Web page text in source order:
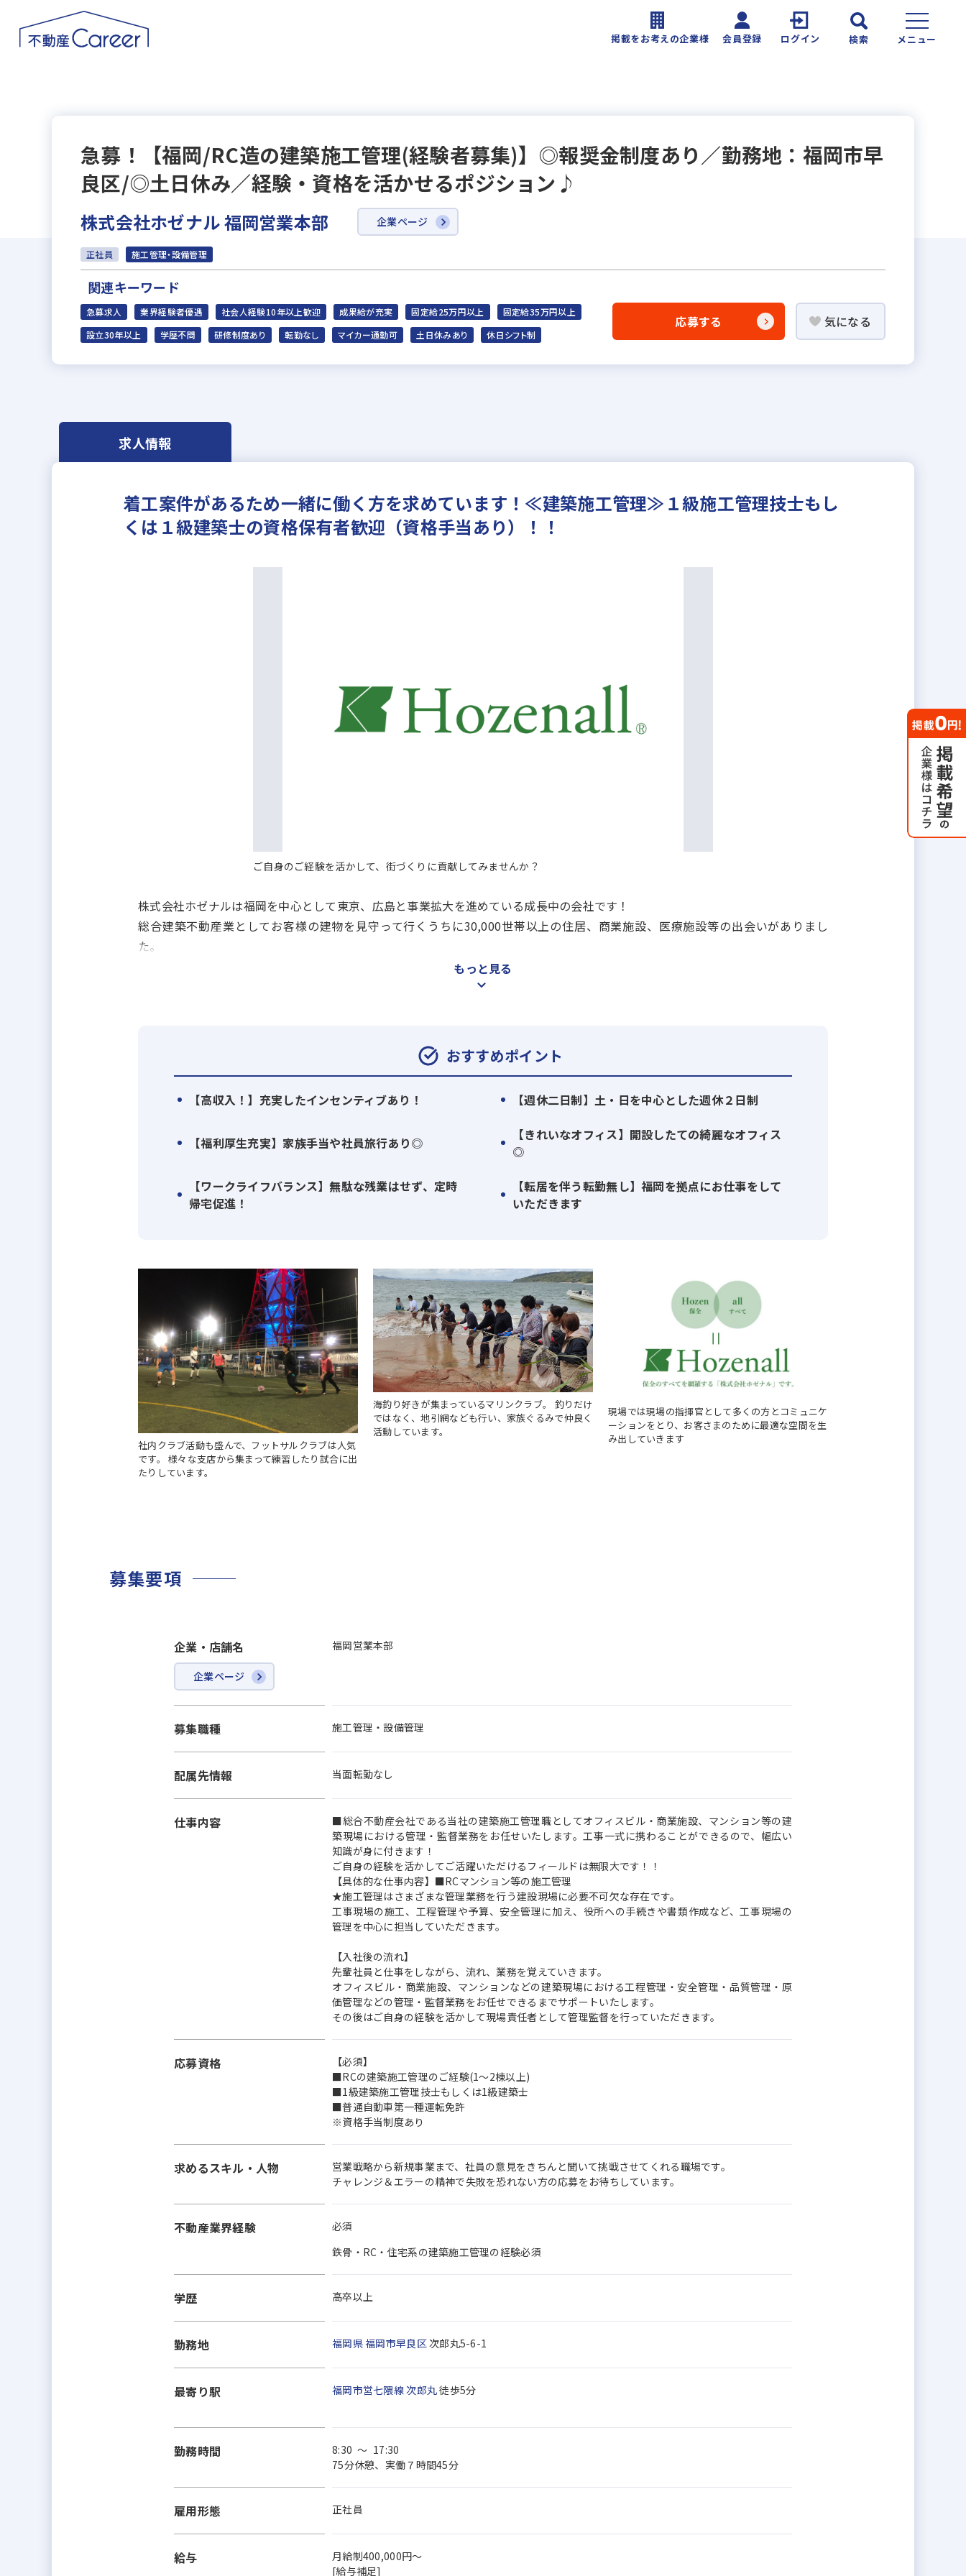
掲載をお考えの企業様 会員登録 ログイン 検索 メニュー
急募！【福岡/RC造の建築施工管理(経験者募集)】◎報奨金制度あり／勤務地：福岡市早
良区/◎土日休み／経験・資格を活かせるポジション♪
株式会社ホゼナル 福岡営業本部 企業ページ
正社員 施工管理・設備管理
関連キーワード
急募求人 業界経験者優遇 社会人経験10年以上歓迎 成果給が充実 固定給25万円以上
固定給35万円以上
設立30年以上
学歴不問 研修制度あり 転勤なし マイカー通勤可 土日休みあり 休日シフト制
応募する 気になる
求人情報
着工案件があるため一緒に働く方を求めています！≪建築施工管理≫１級施工管理技士もし
くは１級建築士の資格保有者歓迎（資格手当あり）！！
ご自身のご経験を活かして、街づくりに貢献してみませんか？
株式会社ホゼナルは福岡を中心として東京、広島と事業拡大を進めている成長中の会社です！
総合建築不動産業としてお客様の建物を見守って行くうちに30,000世帯以上の住居、商業施設、医療施設等の出会いがありまし
た。
Hozen(保全)all(全て)「保全のすべてを網羅する」という意味を込めた名前です。
皆様に安心と快適な建物環境をご提供していけるように・・・。
建売用地の仕入れや土地活用を含む不動産・建設のコンサルティング業務に取り組んでいます。
お客様の土地活用に関する課題を、賃貸活用・売却・地貸しなど一貫したトータルプロデュースで解決します。
0から案件に携わりながら、不動産・建設・金融と人生に必要不可欠な知識を蓄積できる仕事です。
過去に不動産業界での経験がなくても、営業としての経験とスキルを武器に活躍しているメンバーもいます。
地域やお客様に本当に喜んでもらえるものを自分たちでつくりたい——ホゼナルならこの想いを具現化できます。
もっと見る
おすすめポイント
【高収入！】充実したインセンティブあり！ 【週休二日制】土・日を中心とした週休２日制
【福利厚生充実】家族手当や社員旅行あり◎
【きれいなオフィス】開設したての綺麗なオフィス
◎
【ワークライフバランス】無駄な残業はせず、定時
帰宅促進！
【転居を伴う転勤無し】福岡を拠点にお仕事をして
いただきます
社内クラブ活動も盛んで、フットサルクラブは人気
です。 様々な支店から集まって練習したり試合に出
たりしています。
海釣り好きが集まっているマリンクラブ。 釣りだけ
ではなく、地引網なども行い、家族ぐるみで仲良く
活動しています。
現場では現場の指揮官として多くの方とコミュニケ
ーションをとり、お客さまのために最適な空間を生
み出していきます
募集要項
企業・店舗名
企業ページ
福岡営業本部
募集職種 施工管理・設備管理
配属先情報 当面転勤なし
仕事内容
■総合不動産会社である当社の建築施工管理職としてオフィスビル・商業施設、マンション等の建
築現場における管理・監督業務をお任せいたします。工事一式に携わることができるので、幅広い
知識が身に付きます！
ご自身の経験を活かしてご活躍いただけるフィールドは無限大です！！
【具体的な仕事内容】■RCマンション等の施工管理
★施工管理はさまざまな管理業務を行う建設現場に必要不可欠な存在です。
工事現場の施工、工程管理や予算、安全管理に加え、役所への手続きや書類作成など、工事現場の
管理を中心に担当していただきます。
【入社後の流れ】
先輩社員と仕事をしながら、流れ、業務を覚えていきます。
オフィスビル・商業施設、マンションなどの建築現場における工程管理・安全管理・品質管理・原
価管理などの管理・監督業務をお任せできるまでサポートいたします。
その後はご自身の経験を活かして現場責任者として管理監督を行っていただきます。
応募資格
【必須】
■RCの建築施工管理のご経験(1～2棟以上)
■1級建築施工管理技士もしくは1級建築士
■普通自動車第一種運転免許
※資格手当制度あり
求めるスキル・人物
営業戦略から新規事業まで、社員の意見をきちんと聞いて挑戦させてくれる職場です。
チャレンジ＆エラーの精神で失敗を恐れない方の応募をお待ちしています。
不動産業界経験
必須
鉄骨・RC・住宅系の建築施工管理の経験必須
学歴 高卒以上
勤務地 福岡県福岡市早良区次郎丸5-6-1
最寄り駅 福岡市営七隈線次郎丸徒歩5分
勤務時間
8:30 ～ 17:30
75分休憩、実働７時間45分
雇用形態 正社員
給与
月給制400,000円～
[給与補足]